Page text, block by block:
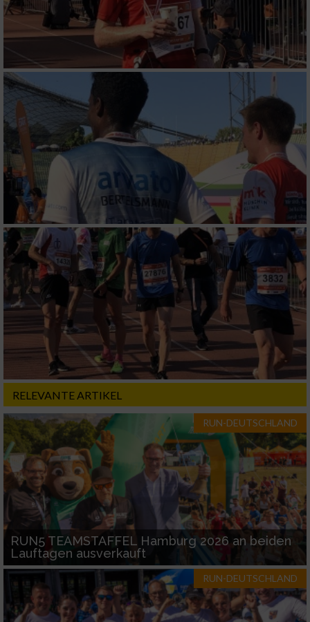
RELEVANTE ARTIKEL
RUN-DEUTSCHLAND
RUN5 TEAMSTAFFEL Hamburg 2026 an beiden
Lauftagen ausverkauft
RUN-DEUTSCHLAND
Entwicklung und Verbesserung der Angebote
Verwendung reduzierter Daten zur Auswahl
von Inhalten
IAB-Besonderheiten:
Verwendung genauer Standortdaten
Geräte anhand von aktiv angeforderten
Informationen identifizieren
Nicht-IAB-Verarbeitungszwecke:
Notwendig
Performance
Funktional
Werbung